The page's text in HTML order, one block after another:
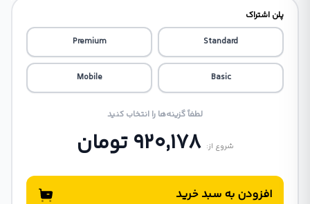
پلن اشتراک
Standard
Premium
Basic
Mobile
لطفاً گزینه‌ها را انتخاب کنید
شروع از: 920,178 تومان
افزودن به سبد خرید